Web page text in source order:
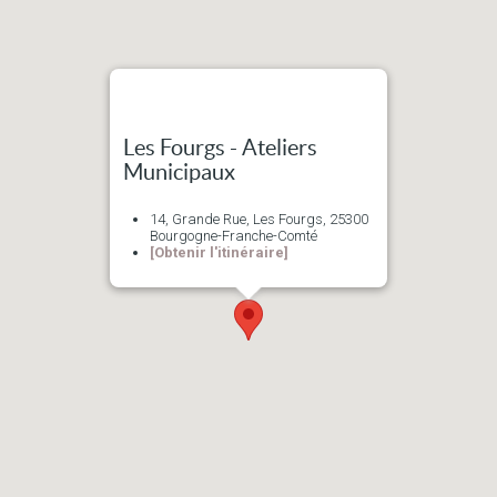
Les Fourgs - Ateliers
Municipaux
14, Grande Rue, Les Fourgs, 25300
Bourgogne-Franche-Comté
[Obtenir l'itinéraire]